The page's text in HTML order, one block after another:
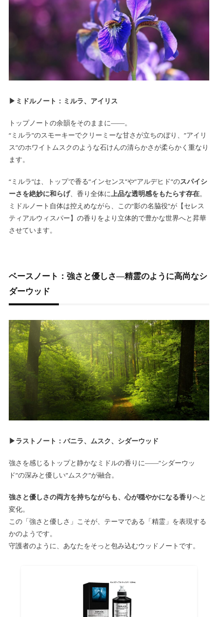
▶ミドルノート：ミルラ、アイリス
トップノートの余韻をそのままに――。
“ミルラ”のスモーキーでクリーミーな甘さが立ちのぼり、”アイリ
ス”のホワイトムスクのような石けんの清らかさが柔らかく重なり
ます。
“ミルラ”は、トップで香る”インセンス”や”アルデヒド”のスパイシ
ーさを絶妙に和らげ、香り全体に上品な透明感をもたらす存在。
ミドルノート自体は控えめながら、この“影の名脇役”が【セレス
ティアルウィスパー】の香りをより立体的で豊かな世界へと昇華
させています。
ベースノート：強さと優しさ―精霊のように高尚なシ
ダーウッド
▶ラストノート：バニラ、ムスク、シダーウッド
強さを感じるトップと静かなミドルの香りに――”シダーウッ
ド”の深みと優しい”ムスク”が融合。
強さと優しさの両方を持ちながらも、心が穏やかになる香りへと
変化。
この「強さと優しさ」こそが、テーマである「精霊」を表現する
かのようです。
守護者のように、あなたをそっと包み込むウッドノートです。